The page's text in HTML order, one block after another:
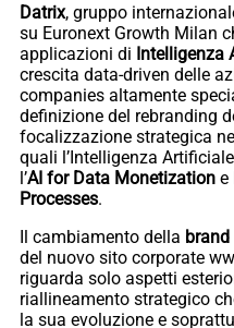
Datrix, gruppo
su Euronext Growth Milan
applicazioni di Intelligenza
crescita data-driven delle
companies altamente
definizione del rebranding
focalizzazione strategica
quali l’Intelligenza
l’AI for Data Monetization e
Processes.
Il cambiamento della brand
del nuovo sito corporate
riguarda solo aspetti
riallineamento strategico
la sua evoluzione e